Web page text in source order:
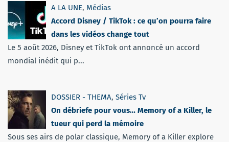
A LA UNE, Médias
Accord Disney / TikTok : ce qu’on pourra faire
dans les vidéos change tout
Le 5 août 2026, Disney et TikTok ont annoncé un accord
mondial inédit qui p...
DOSSIER - THEMA, Séries Tv
On débriefe pour vous… Memory of a Killer, le
tueur qui perd la mémoire
Sous ses airs de polar classique, Memory of a Killer explore